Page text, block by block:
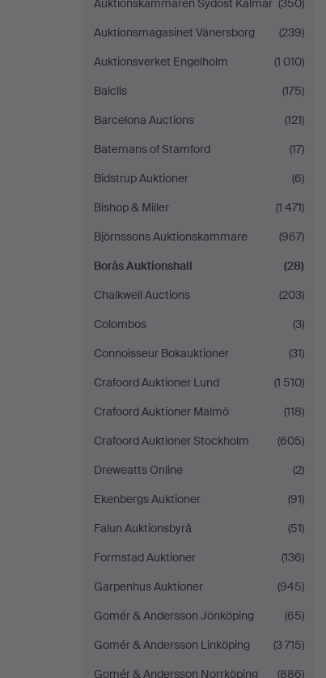
Auktionskammaren Sydost Kalmar (350)
Auktionsmagasinet Vänersborg
(239)
Auktionsverket Engelholm
(1 010)
Balclis
(175)
Barcelona Auctions
(121)
Batemans of Stamford
(17)
Bidstrup Auktioner
(6)
Bishop & Miller
(1 471)
Björnssons Auktionskammare
(967)
Borås Auktionshall
(28)
Chalkwell Auctions
(203)
Colombos
(3)
Connoisseur Bokauktioner
(31)
Crafoord Auktioner Lund
(1 510)
Crafoord Auktioner Malmö
(118)
Crafoord Auktioner Stockholm
(605)
Dreweatts Online
(2)
Ekenbergs Auktioner
(91)
Falun Auktionsbyrå
(51)
Formstad Auktioner
(136)
Garpenhus Auktioner
(945)
Gomér & Andersson Jönköping
(65)
Gomér & Andersson Linköping
(3 715)
Gomér & Andersson Norrköping
(886)